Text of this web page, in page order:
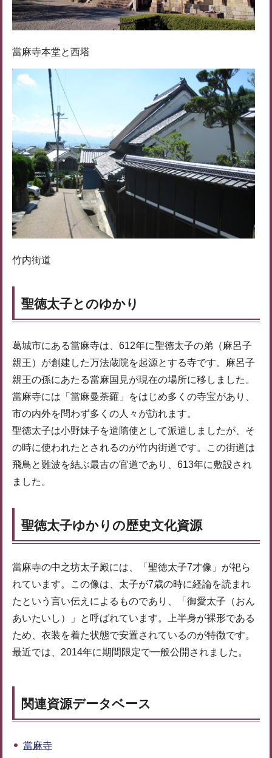
當麻寺本堂と西塔
竹内街道
聖徳太子とのゆかり
葛城市にある當麻寺は、612年に聖徳太子の弟（麻呂子
親王）が創建した万法蔵院を起源とする寺です。麻呂子
親王の孫にあたる當麻国見が現在の場所に移しました。
當麻寺には「當麻曼荼羅」をはじめ多くの寺宝があり、
市の内外を問わず多くの人々が訪れます。
聖徳太子は小野妹子を遣隋使として派遣しましたが、そ
の時に使われたとされるのが竹内街道です。この街道は
飛鳥と難波を結ぶ最古の官道であり、613年に敷設され
ました。
聖徳太子ゆかりの歴史文化資源
當麻寺の中之坊太子殿には、「聖徳太子7才像」が祀ら
れています。この像は、太子が7歳の時に経論を読まれ
たという言い伝えによるものであり、「御愛太子（おん
あいたいし）」と呼ばれています。上半身が裸形である
ため、衣装を着た状態で安置されているのが特徴です。
最近では、2014年に期間限定で一般公開されました。
関連資源データベース
當麻寺